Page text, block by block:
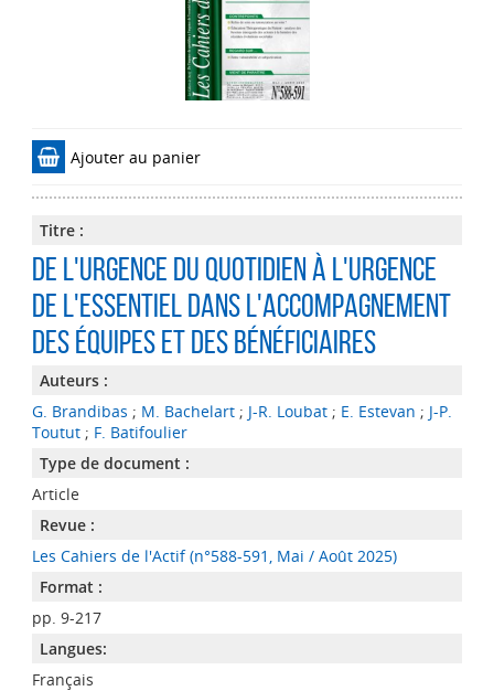
Ajouter au panier
Titre :
De l'urgence du quotidien à l'urgence
de l'essentiel dans l'accompagnement
des équipes et des bénéficiaires
Auteurs :
G. Brandibas ; M. Bachelart; J-R. Loubat; E. Estevan ; J-P.
Toutut; F. Batifoulier
Type de document :
Article
Revue :
Les Cahiers de l'Actif (n°588-591, Mai / Août 2025)
Format :
pp. 9-217
Langues:
Français